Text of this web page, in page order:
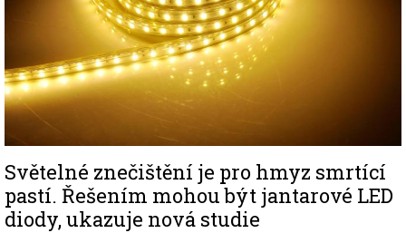
Světelné znečištění je pro hmyz smrtící
pastí. Řešením mohou být jantarové LED
diody, ukazuje nová studie